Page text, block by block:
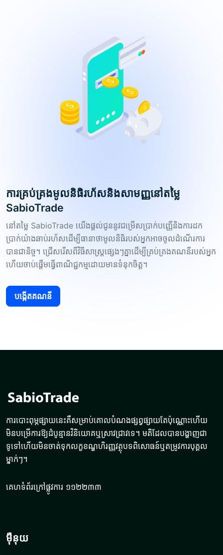
ការគ្រប់គ្រងមូលនិធិរហ័សនិងសាមញ្ញនៅតម្លៃ
SabioTrade
នៅតម្លៃ SabioTrade យើងផ្តល់ជូននូវជម្រើសប្រាក់បញ្ញើនិងការដក
ប្រាក់យ៉ាងឆាប់រហ័សដើម្បីធានាថាមូលនិធិរបស់អ្នកអាចចូលដំណើរការ
បានជានិច្ច។ ជ្រើសរើសពីវិធីសាស្រ្តផ្សេងៗគ្នាដើម្បីគ្រប់គ្រងគណនីរបស់អ្នក
ហើយចាប់ផ្តើមធ្វើពាណិជ្ជកម្មដោយមានទំនុកចិត្ត។
បង្កើតគណនី
ការបោះពុម្ភផ្សាយនេះគឺសម្រាប់គោលបំណងផ្សព្វផ្សាយតែប៉ុណ្ណោះហើយ
មិនបម្រើការឱ្យដំបូន្មានវិនិយោគឬស្រាវជ្រាវទេ។ មតិដែលបានបង្ហាញជា
ទូទៅហើយមិនចាត់ទុកលក្ខខណ្ឌហិរញ្ញវត្ថុបទពិសោធន៍ឬតម្រូវការបុគ្គល
ម្នាក់ៗ។
គេហទំព័រក្រៅផ្លូវការ ១១២២៣៣
ម៉ឺនុយ